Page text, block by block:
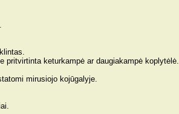
keturkampė ar daugiakampė koplytėlė.
mirusiojo kojūgalyje.